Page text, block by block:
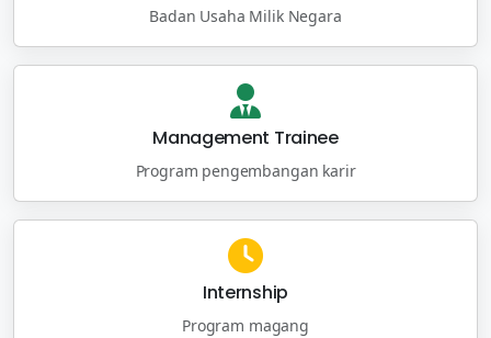
Badan Usaha Milik Negara
Management Trainee
Program pengembangan karir
Internship
Program magang